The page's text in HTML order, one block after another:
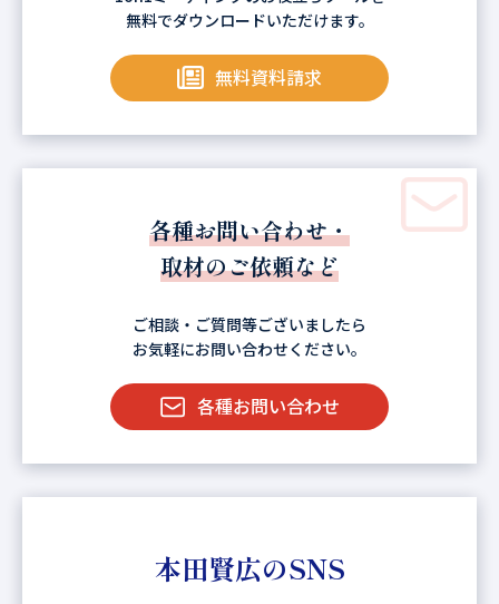
無料でダウンロードいただけます。
無料資料請求
各種お問い合わせ・
取材のご依頼など
ご相談・ご質問等ございましたら
お気軽にお問い合わせください。
各種お問い合わせ
本田賢広のSNS